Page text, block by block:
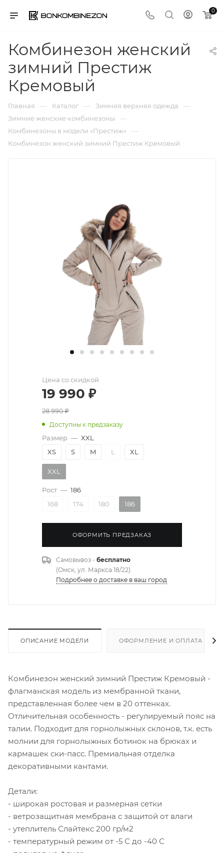
0
Комбинезон женский
зимний Престиж
Кремовый
Главная — Каталог — Зимняя верхняя одежда —
Зимние женские комбинезоны —
Комбинезоны в модели «Престиж» —
Комбинезон женский зимний Престиж Кремовый
Цена со скидкой
19 990 ₽
28 990₽
Доступны к предзаказу
Размер — XXL
XS
S M L XL
XXL
Рост — 186
168
174 180 186
ОФОРМИТЬ ПРЕДЗАКАЗ
Самовывоз - бесплатно
(Омск, ул. Маркса 18/22)
Подробнее о доставке в ваш город
ОПИСАНИЕ МОДЕЛИ ОФОРМЛЕНИЕ И ОПЛАТА
Комбинезон женский зимний Престиж Кремовый -
флагманская модель из мембранной ткани,
представленная более чем в 20 оттенках.
Отличительная особенность - регулируемый пояс на
талии. Подходит для горнолыжных склонов, т.к. есть
молнии для горнолыжных ботинок на брюках и
кармашек ски-пасс. Премиальная отделка
декоративными кантами.
Детали:
- широкая ростовая и размерная сетки
- ветрозащитная мембрана с защитой от влаги
- утеплитель Слайтекс 200 гр/м2
- температурный режим от -5 С до -40 С